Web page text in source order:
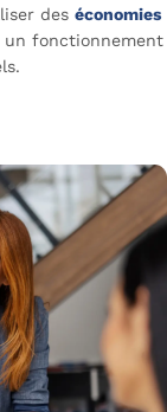
des économies
fonctionnement